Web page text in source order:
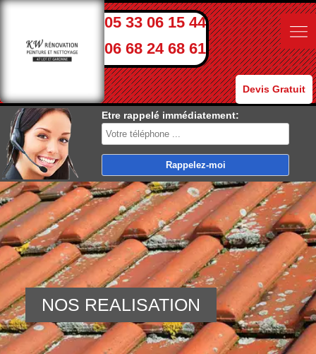
05 33 06 15 44
06 68 24 68 61
Devis Gratuit
Etre rappelé immédiatement:
NOS REALISATION